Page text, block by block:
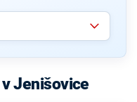
Jenišovice